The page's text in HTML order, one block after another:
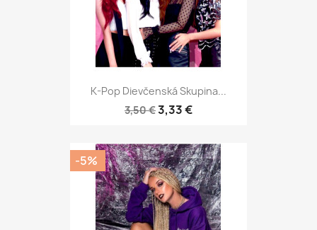
K-Pop Dievčenská Skupina...
3,50 €3,33 €
-5%